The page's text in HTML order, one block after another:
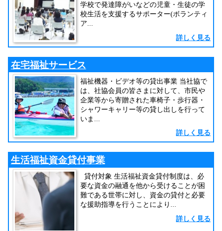
学校で発達障がいなどの児童・生徒の学
校生活を支援するサポーター(ボランティ
ア...
詳しく見る
在宅福祉サービス
福祉機器・ビデオ等の貸出事業 当社協で
は、社協会員の皆さまに対して、市民や
企業等から寄贈された車椅子・歩行器・
シャワーキャリー等の貸し出しを行って
いま...
詳しく見る
生活福祉資金貸付事業
貸付対象 生活福祉資金貸付制度は、必
要な資金の融通を他から受けることが困
難である世帯に対し、資金の貸付と必要
な援助指導を行うことにより...
詳しく見る